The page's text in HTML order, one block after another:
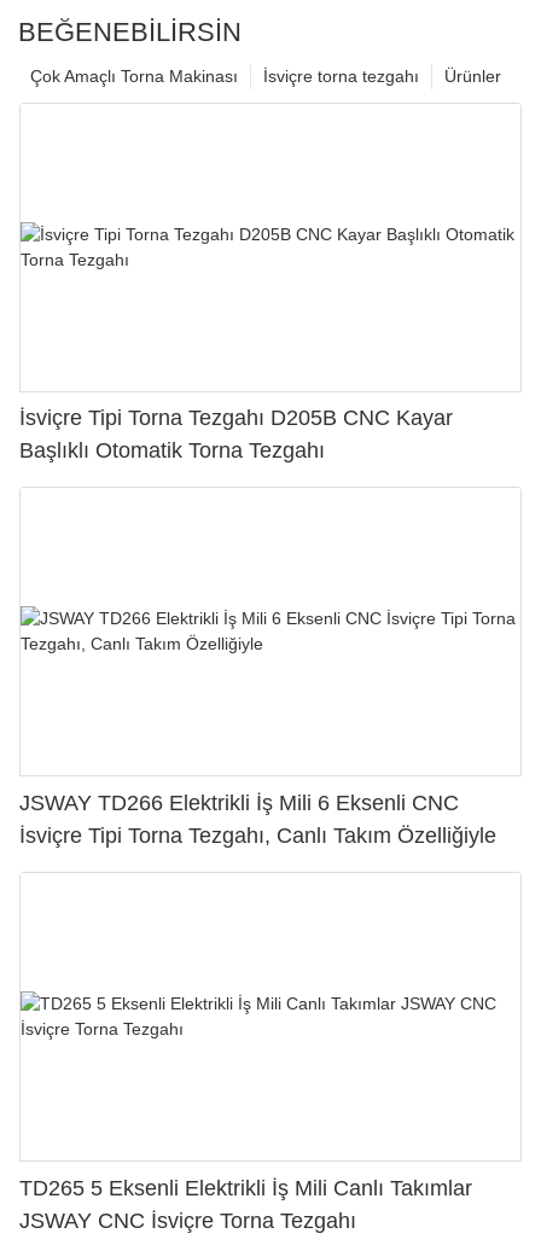
BEĞENEBILIRSIN
Ürünler
İsviçre torna tezgahı
Çok Amaçlı Torna Makinası
İsviçre Tipi Torna Tezgahı D205B CNC Kayar
Başlıklı Otomatik Torna Tezgahı
JSWAY TD266 Elektrikli İş Mili 6 Eksenli CNC
İsviçre Tipi Torna Tezgahı, Canlı Takım Özelliğiyle
TD265 5 Eksenli Elektrikli İş Mili Canlı Takımlar
JSWAY CNC İsviçre Torna Tezgahı